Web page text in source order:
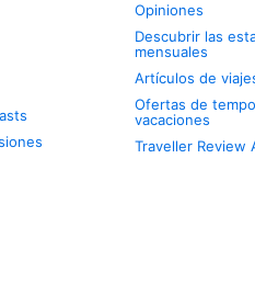
Opiniones
Descubrir las
mensuales
Artículos de
Ofertas de
vacaciones
Traveller Review